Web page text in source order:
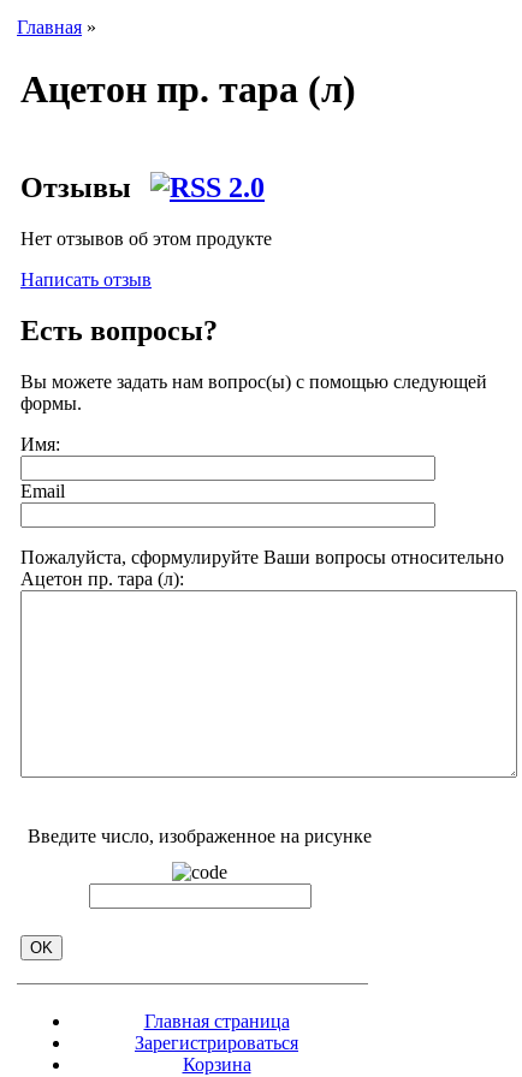
Главная »
Ацетон пр. тара (л)
Отзывы
Нет отзывов об этом продукте
Написать отзыв
Есть вопросы?
Вы можете задать нам вопрос(ы) с помощью следующей
формы.
Имя:
Email
Пожалуйста, сформулируйте Ваши вопросы относительно
Ацетон пр. тара (л):
Введите число, изображенное на рисунке
Главная страница
Зарегистрироваться
Корзина